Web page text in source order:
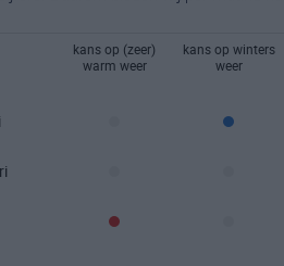
kans op (zeer)
warm weer
kans op winters
weer